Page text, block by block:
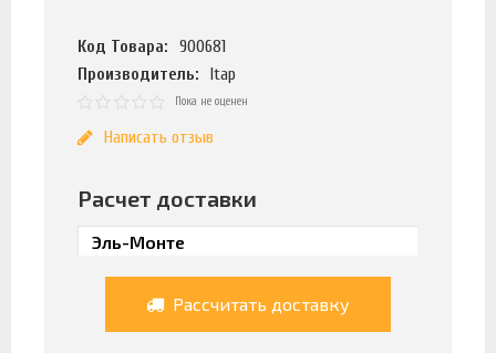
Код Товара:
900681
Производитель:
Itap
Пока не оценен
Написать отзыв
Расчет доставки
Рассчитать доставку